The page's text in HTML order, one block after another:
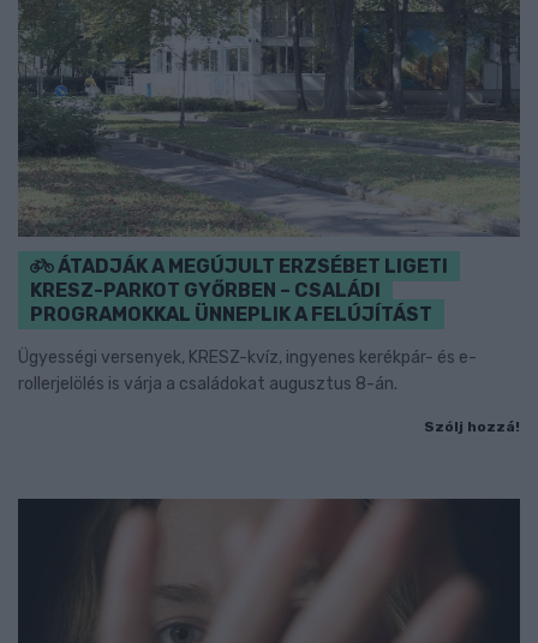
ÁTADJÁK A MEGÚJULT ERZSÉBET LIGETI
KRESZ-PARKOT GYŐRBEN – CSALÁDI
PROGRAMOKKAL ÜNNEPLIK A FELÚJÍTÁST
Ügyességi versenyek, KRESZ-kvíz, ingyenes kerékpár- és e-
rollerjelölés is várja a családokat augusztus 8-án.
Szólj hozzá!